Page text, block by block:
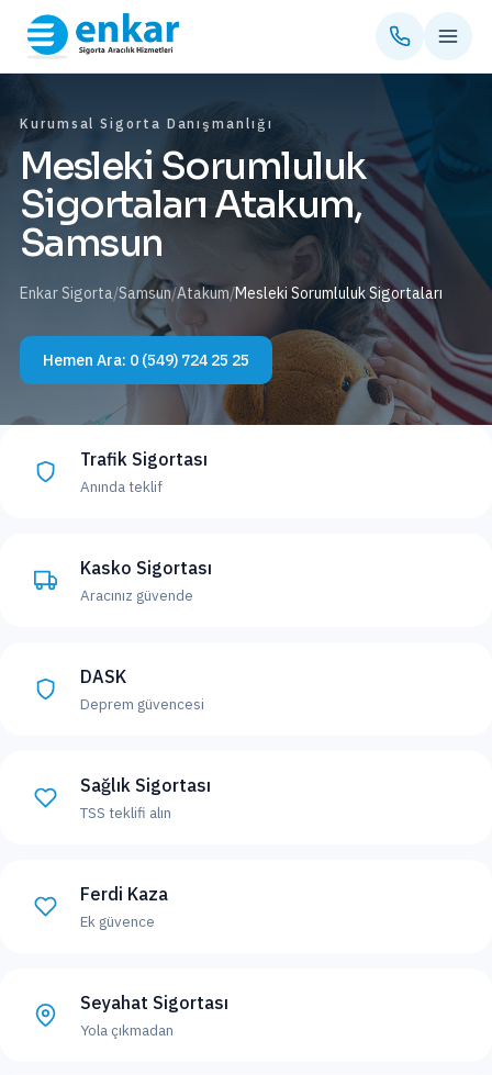
Kurumsal Sigorta Danışmanlığı
Mesleki Sorumluluk
Sigortaları Atakum,
Samsun
Enkar Sigorta/Samsun/Atakum/Mesleki Sorumluluk Sigortaları
Hemen Ara: 0 (549) 724 25 25
Trafik Sigortası
Anında teklif
Kasko Sigortası
Aracınız güvende
DASK
Deprem güvencesi
Sağlık Sigortası
TSS teklifi alın
Ferdi Kaza
Ek güvence
Seyahat Sigortası
Yola çıkmadan